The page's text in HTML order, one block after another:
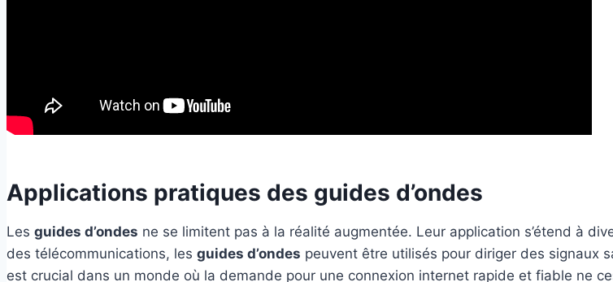
Applications pratiques des guides d’ondes
Les guides d’ondes ne se limitent pas à la réalité augmentée. Leur application s’étend à
des télécommunications, les guides d’ondes peuvent être utilisés pour diriger des signaux
est crucial dans un monde où la demande pour une connexion internet rapide et fiable ne